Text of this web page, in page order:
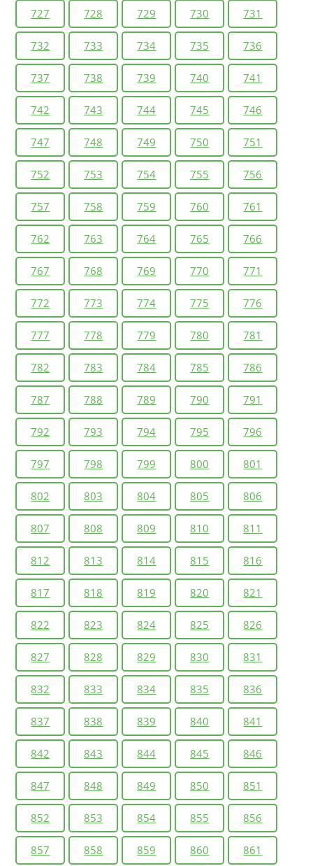
727 728 729 730 731
732 733 734 735 736
737 738 739 740 741
742 743 744 745 746
747 748 749 750 751
752 753 754 755 756
757 758 759 760 761
762 763 764 765 766
767 768 769 770 771
772 773 774 775 776
777 778 779 780 781
782 783 784 785 786
787 788 789 790 791
792 793 794 795 796
797 798 799 800 801
802 803 804 805 806
807 808 809 810 811
812 813 814 815 816
817 818 819 820 821
822 823 824 825 826
827 828 829 830 831
832 833 834 835 836
837 838 839 840 841
842 843 844 845 846
847 848 849 850 851
852 853 854 855 856
857 858 859 860 861